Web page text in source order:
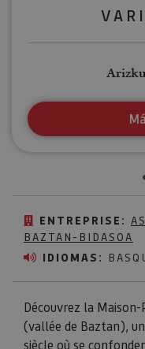
ENTREPRISE:
BAZTAN-BIDASOA
IDIOMAS:
Découvrez la
(vallée de Baztan),
siècle où se